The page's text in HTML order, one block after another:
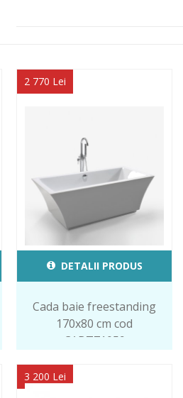
2 770 Lei
DETALII PRODUS
Cada baie freestanding
170x80 cm cod
CABT71059
3 200 Lei